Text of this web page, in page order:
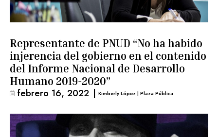
Representante de PNUD “No ha habido
injerencia del gobierno en el contenido
del Informe Nacional de Desarrollo
Humano 2019-2020”
febrero 16, 2022 | Kimberly López | Plaza Pública